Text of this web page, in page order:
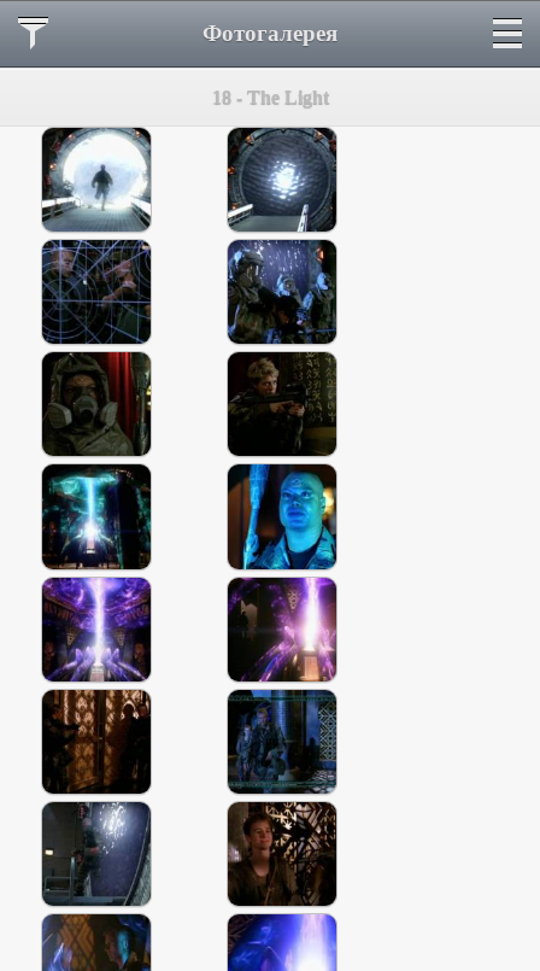
Фотогалерея
18 - The Light